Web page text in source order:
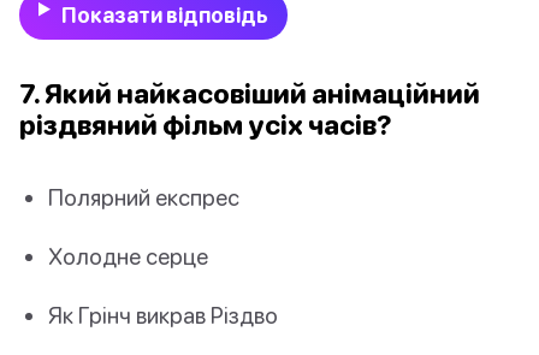
Показати відповідь
7. Який найкасовіший анімаційний
різдвяний фільм усіх часів?
Полярний експрес
Холодне серце
Як Грінч викрав Різдво